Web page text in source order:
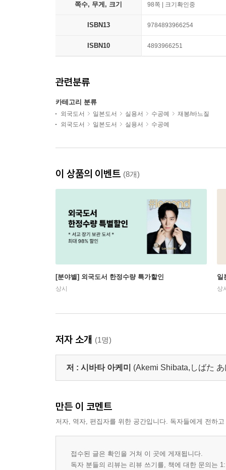
쪽수, 무게, 크기 98쪽 | 크기확인중
ISBN13 9784893966254
ISBN10 4893966251
관련분류
카테고리 분류
외국도서 일본도서 실용서 수공예
재봉/바느질
외국도서
일본도서 실용서 수공예
이 상품의 이벤트 (8개)
[분야별] 외국도서 한정수량 특가할인
상시
일
상
저자 소개 (1명)
저 : 시바타 아케미 (Akemi Shibata,しばた
만든 이 코멘트
저자, 역자, 편집자를 위한 공간입니다. 독자들에게 전하
접수된 글은 확인을 거쳐 이 곳에 게재됩니다.
독자 분들의 리뷰는 리뷰 쓰기를, 책에 대한 문의는